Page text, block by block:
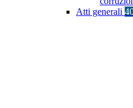
Atti generali